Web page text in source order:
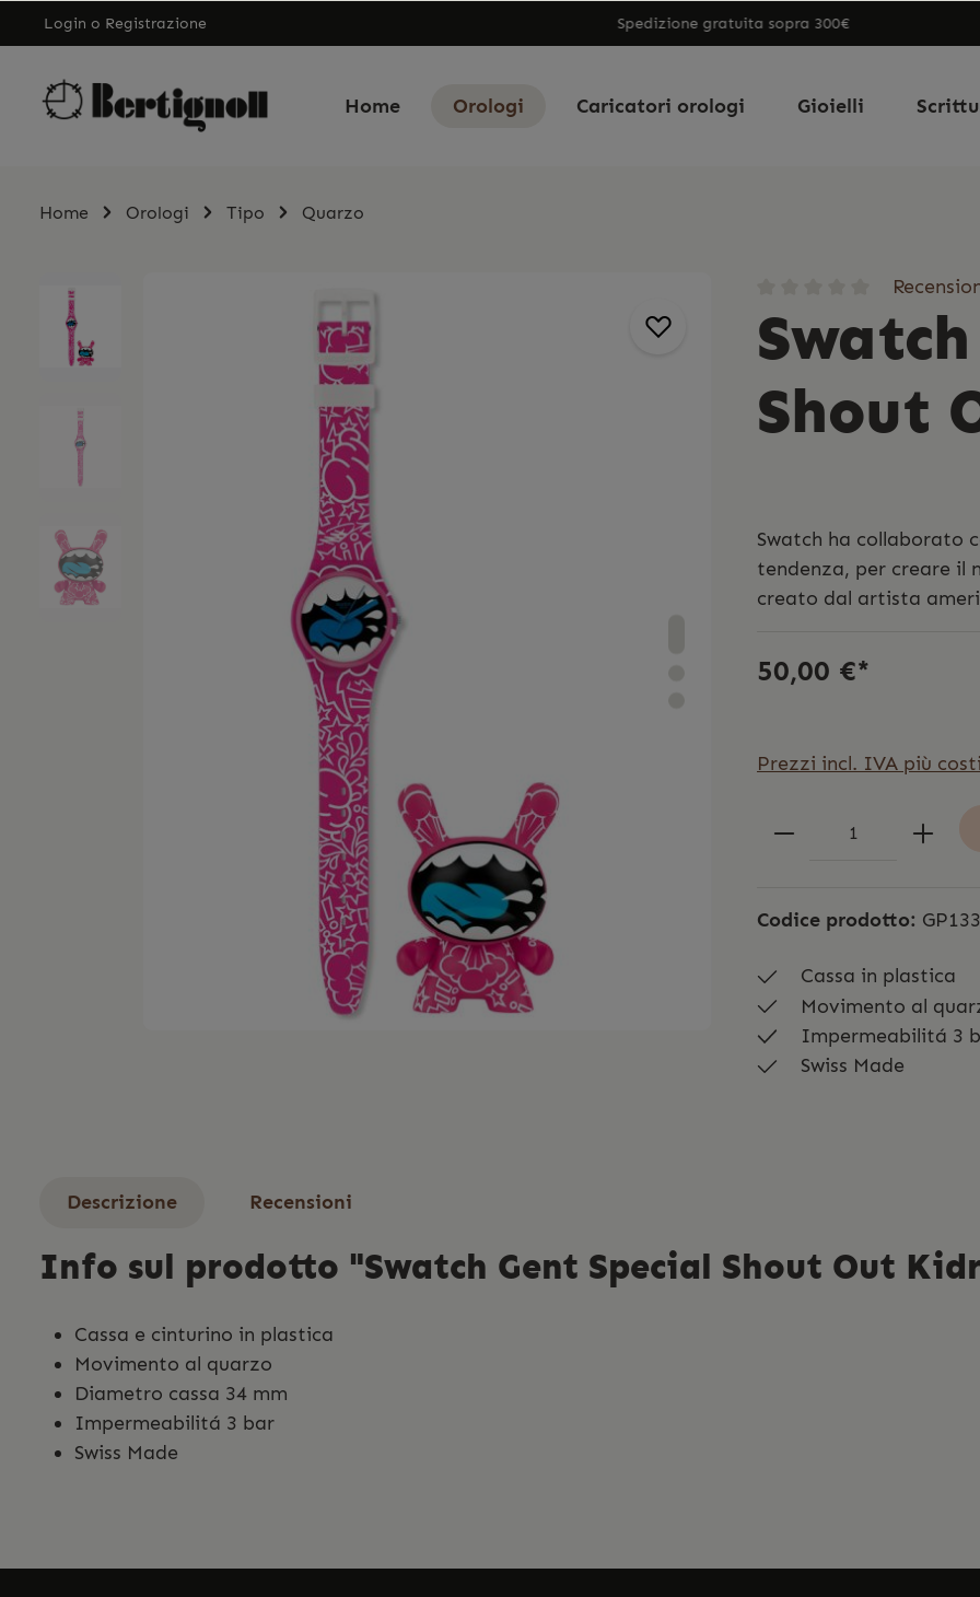
Login o Registrazione Spedizione gratuita sopra 300€
Home Orologi Caricatori orologi Gioielli
Home Orologi Tipo Quarzo
Shout
Swatch ha collaborato
tendenza, per creare il
creato dal artista
50,00 €*
Prezzi incl. IVA più
Codice prodotto: GP133
Cassa in plastica
Movimento al
Impermeabilitá 3
Swiss Made
Descrizione Recensioni
Info sul prodotto "Swatch Gent Special Shout Out
Cassa e cinturino in plastica
Movimento al quarzo
Diametro cassa 34 mm
Impermeabilitá 3 bar
Swiss Made